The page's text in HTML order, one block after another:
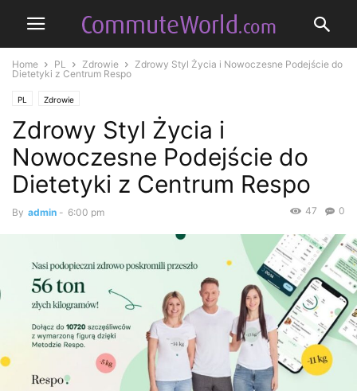
Home PL Zdrowie
Zdrowy Styl Życia i Nowoczesne Podejście do
Dietetyki z Centrum Respo
PL Zdrowie
Zdrowy Styl Życia i
Nowoczesne Podejście do
Dietetyki z Centrum Respo
By admin - 6:00 pm 0
47